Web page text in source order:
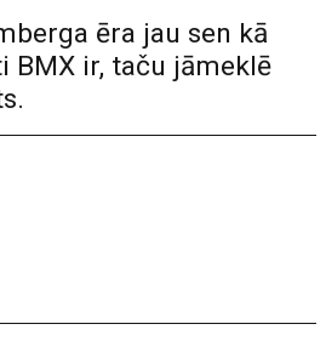
ēra jau sen kā
BMX ir, taču jāmeklē